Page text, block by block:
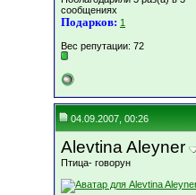
сообщениях
Подарков: 1
Вес репутации: 72
04.09.2007, 00:26
Alevtina Aleyner
Птица- говорун